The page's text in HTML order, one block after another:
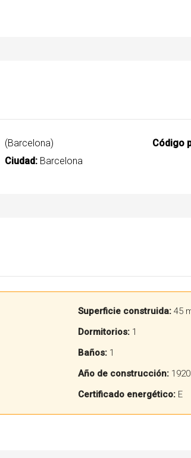
(Barcelona)
Ciudad:Barcelona
Código
Superficie construida: 45
Dormitorios: 1
Baños: 1
Año de construcción: 1920
Certificado energético: E